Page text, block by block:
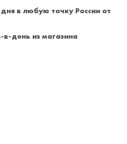
в любую точку России от
день из магазина